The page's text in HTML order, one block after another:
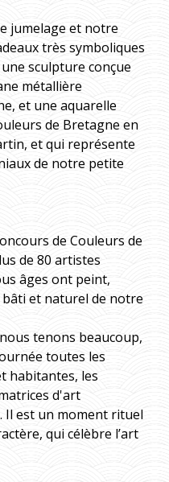
jumelage et notre
très symboliques
sculpture conçue
métallière
et une aquarelle
de Bretagne en
et qui représente
de notre petite
de Couleurs de
de 80 artistes
âges ont peint,
et naturel de notre
tenons beaucoup,
toutes les
habitantes, les
d'art
Il est un moment rituel
qui célèbre l’art